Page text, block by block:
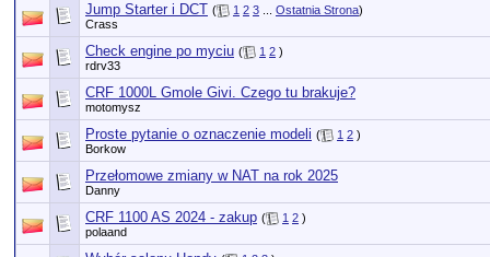
Jump Starter i DCT ( 1 2 3 Ostatnia Strona)
Crass
Check engine po myciu ( 1 2 )
rdrv33
CRF 1000L Gmole Givi. Czego tu brakuje?
motomysz
Proste pytanie o oznaczenie modeli ( 1 2 )
Borkow
Przełomowe zmiany w NAT na rok 2025
Danny
CRF 1100 AS 2024 - zakup ( 1 2 )
polaand